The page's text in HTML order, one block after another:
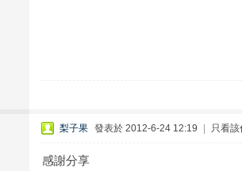
梨子果 發表於 2012-6-24 12:19 只看該
感謝分享